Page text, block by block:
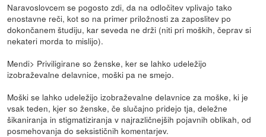
Naravoslovcem se pogosto zdi, da na odločitev vplivajo tako
enostavne reči, kot so na primer priložnosti za zaposlitev po
dokončanem študiju, kar seveda ne drži (niti pri moških, čeprav si
nekateri morda to mislijo).
Mendi> Priviligirane so ženske, ker se lahko udeležijo
izobraževalne delavnice, moški pa ne smejo.
Moški se lahko udeležijo izobraževalne delavnice za moške, ki je
vsak teden, kjer so ženske, če slučajno pridejo tja, deležne
šikaniranja in stigmatiziranja v najrazličnejših pojavnih oblikah, od
posmehovanja do seksističnih komentarjev.